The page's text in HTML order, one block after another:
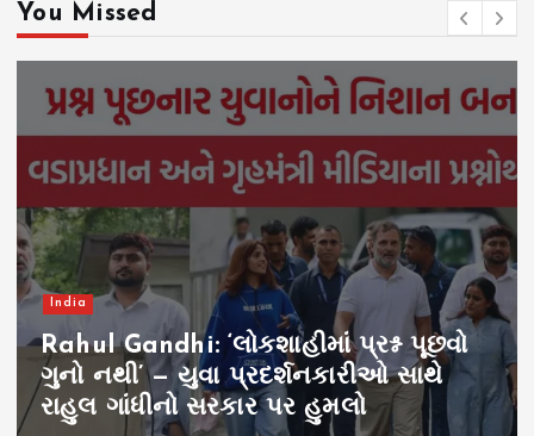
You Missed
India
Rahul Gandhi: ‘લોકશાહીમાં પ્રશ્ન પૂછવો
ગુનો નથી’ — યુવા પ્રદર્શનકારીઓ સાથે
રાહુલ ગાંધીનો સરકાર પર હુમલો